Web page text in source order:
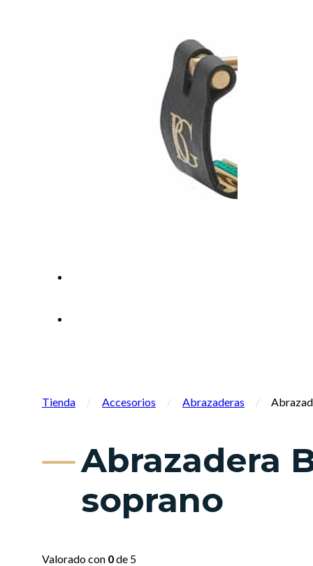
Tienda / Accesorios / Abrazaderas /
Abrazadera
soprano
Valorado con 0de 5